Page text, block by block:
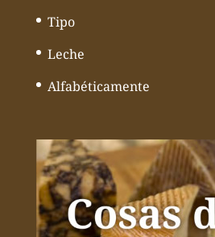
Tipo
Leche
Alfabéticamente